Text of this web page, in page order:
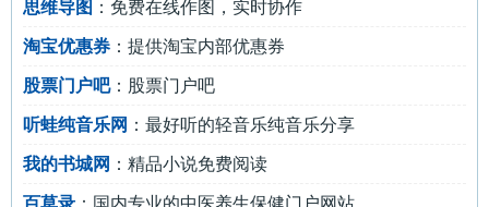
思维导图 ：免费在线作图，实时协作
淘宝优惠券 ：提供淘宝内部优惠券
股票门户吧：股票门户吧
听蛙纯音乐网 ：最好听的轻音乐纯音乐分享
我的书城网 ：精品小说免费阅读
百草录 ：国内专业的中医养生保健门户网站